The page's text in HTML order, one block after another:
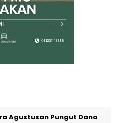
Agustusan Pungut Dana